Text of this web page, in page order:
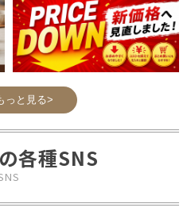
っと見る>
各種SNS